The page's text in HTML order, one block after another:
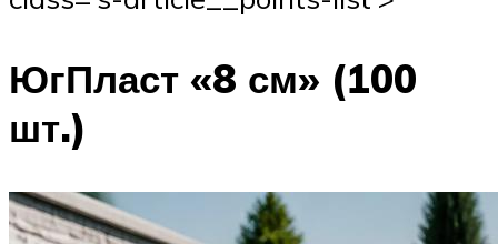
ЮгПласт «8 см» (100
шт.)